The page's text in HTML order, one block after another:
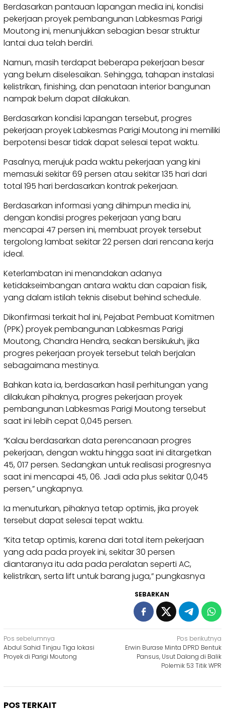
Berdasarkan pantauan lapangan media ini, kondisi
pekerjaan proyek pembangunan Labkesmas Parigi
Moutong ini, menunjukkan sebagian besar struktur
lantai dua telah berdiri.
Namun, masih terdapat beberapa pekerjaan besar
yang belum diselesaikan. Sehingga, tahapan instalasi
kelistrikan, finishing, dan penataan interior bangunan
nampak belum dapat dilakukan.
Berdasarkan kondisi lapangan tersebut, progres
pekerjaan proyek Labkesmas Parigi Moutong ini memiliki
berpotensi besar tidak dapat selesai tepat waktu.
Pasalnya, merujuk pada waktu pekerjaan yang kini
memasuki sekitar 69 persen atau sekitar 135 hari dari
total 195 hari berdasarkan kontrak pekerjaan.
Berdasarkan informasi yang dihimpun media ini,
dengan kondisi progres pekerjaan yang baru
mencapai 47 persen ini, membuat proyek tersebut
tergolong lambat sekitar 22 persen dari rencana kerja
ideal.
Keterlambatan ini menandakan adanya
ketidakseimbangan antara waktu dan capaian fisik,
yang dalam istilah teknis disebut behind schedule.
Dikonfirmasi terkait hal ini, Pejabat Pembuat Komitmen
(PPK) proyek pembangunan Labkesmas Parigi
Moutong, Chandra Hendra, seakan bersikukuh, jika
progres pekerjaan proyek tersebut telah berjalan
sebagaimana mestinya.
Bahkan kata ia, berdasarkan hasil perhitungan yang
dilakukan pihaknya, progres pekerjaan proyek
pembangunan Labkesmas Parigi Moutong tersebut
saat ini lebih cepat 0,045 persen.
“Kalau berdasarkan data perencanaan progres
pekerjaan, dengan waktu hingga saat ini ditargetkan
45, 017 persen. Sedangkan untuk realisasi progresnya
saat ini mencapai 45, 06. Jadi ada plus sekitar 0,045
persen,” ungkapnya.
Ia menuturkan, pihaknya tetap optimis, jika proyek
tersebut dapat selesai tepat waktu.
“Kita tetap optimis, karena dari total item pekerjaan
yang ada pada proyek ini, sekitar 30 persen
diantaranya itu ada pada peralatan seperti AC,
kelistrikan, serta lift untuk barang juga,” pungkasnya
SEBARKAN
Navigasi
pos
Pos sebelumnya
Abdul Sahid Tinjau Tiga lokasi
Proyek di Parigi Moutong
Pos berikutnya
Erwin Burase Minta DPRD Bentuk
Pansus, Usut Dalang di Balik
Polemik 53 Titik WPR
POS TERKAIT